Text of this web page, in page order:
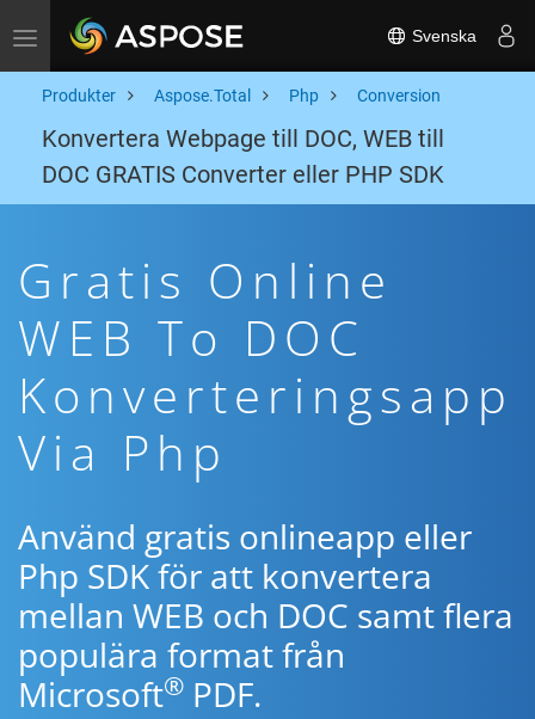
Toggle navigation Svenska
Produkter Aspose.Total Php Conversion
Konvertera Webpage till DOC, WEB till
DOC GRATIS Converter eller PHP SDK
Gratis Online
WEB To DOC
Konverteringsapp
Via Php
Använd gratis onlineapp eller
Php SDK för att konvertera
mellan WEB och DOC samt flera
populära format från
Microsoft® PDF.